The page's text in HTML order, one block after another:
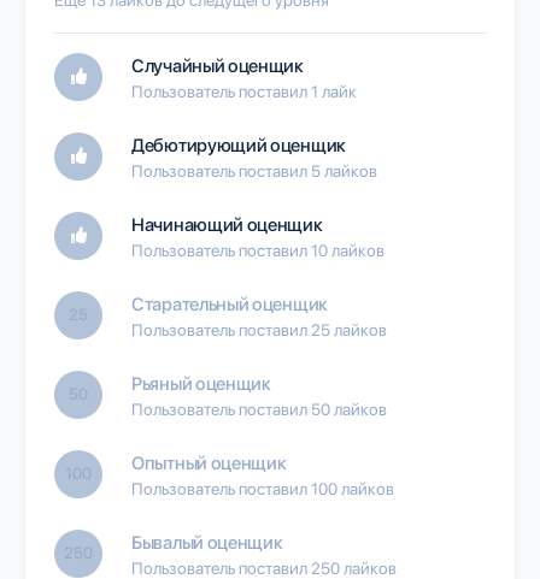
Случайный оценщик
Пользователь поставил 1 лайк
Дебютирующий оценщик
Пользователь поставил 5 лайков
Начинающий оценщик
Пользователь поставил 10 лайков
25 Старательный оценщик
Пользователь поставил 25 лайков
50 Рьяный оценщик
Пользователь поставил 50 лайков
100 Опытный оценщик
Пользователь поставил 100 лайков
250 Бывалый оценщик
Пользователь поставил 250 лайков